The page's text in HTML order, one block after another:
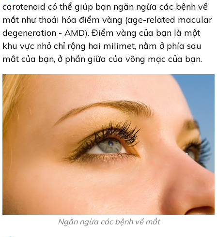
carotenoid có thể giúp bạn ngăn ngừa các bệnh về
mắt như thoái hóa điểm vàng (age-related macular
degeneration - AMD). Điểm vàng của bạn là một
khu vực nhỏ chỉ rộng hai milimet, nằm ở phía sau
mắt của bạn, ở phần giữa của võng mạc của bạn.
Ngăn ngừa các bệnh về mắt